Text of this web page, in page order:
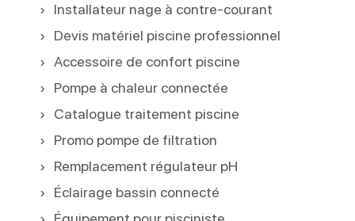
Installateur nage à contre-courant
Devis matériel piscine professionnel
Accessoire de confort piscine
Pompe à chaleur connectée
Catalogue traitement piscine
Promo pompe de filtration
Remplacement régulateur pH
Éclairage bassin connecté